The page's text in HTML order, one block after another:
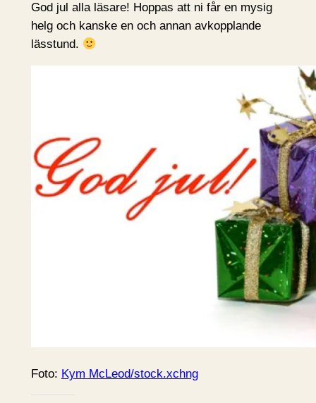
God jul alla läsare! Hoppas att ni får en mysig
helg och kanske en och annan avkopplande
lässtund.
Foto: Kym McLeod/stock.xchng